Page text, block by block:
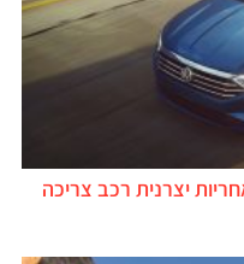
יצרנית רכב צריכה